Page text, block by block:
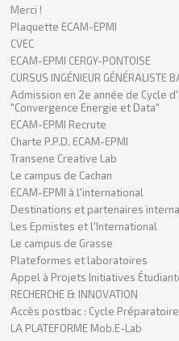
Merci !
Plaquette ECAM-EPMI
CVEC
ECAM-EPMI CERGY-PONTOISE
CURSUS INGÉNIEUR GÉNÉRALISTE
Admission en 2e année de Cycle
"Convergence Energie et Data"
ECAM-EPMI Recrute
Charte P.P.D. ECAM-EPMI
Transene Creative Lab
Le campus de Cachan
ECAM-EPMI à l'international
Destinations et partenaires
Les Epmistes et l'International
Le campus de Grasse
Plateformes et laboratoires
Appel à Projets Initiatives
RECHERCHE & INNOVATION
Accès postbac : Cycle
LA PLATEFORME Mob.E-Lab